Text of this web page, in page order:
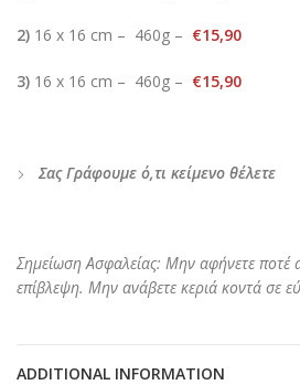
2) 16 x 16 cm – 460g – €15,90
3) 16 x 16 cm – 460g – €15,90
Σας Γράφουμε ό,τι κείμενο θέλετε
Σημείωση Ασφαλείας: Μην αφήνετε ποτέ
επίβλεψη. Μην ανάβετε κεριά κοντά σε
ADDITIONAL INFORMATION